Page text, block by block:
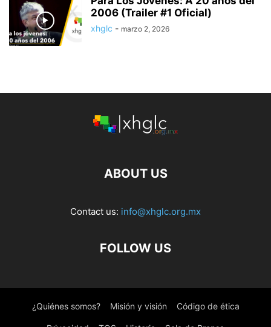
2006 (Trailer #1 Oficial)
xhglc - marzo 2, 2026
ABOUT US
Contact us: info@xhglc.org.mx
FOLLOW US
¿Quiénes somos? Misión y visión Código de ética